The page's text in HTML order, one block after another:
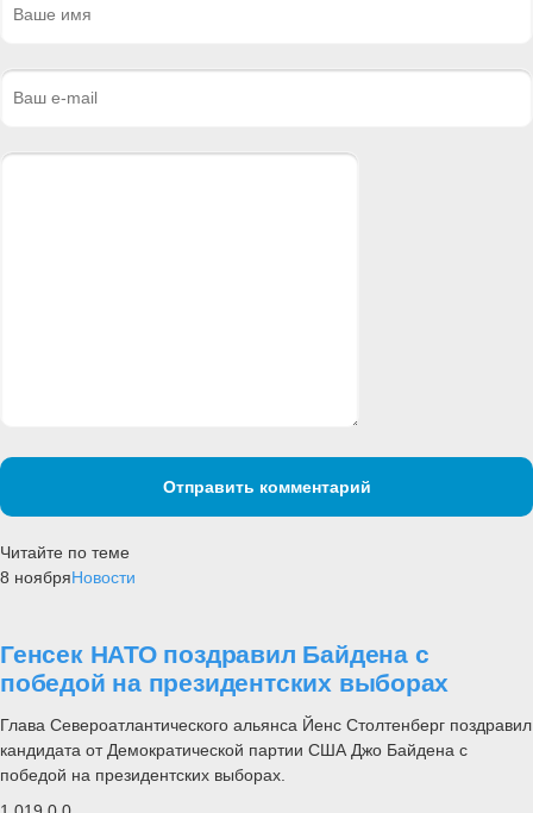
Отправить комментарий
Читайте по теме
8 ноябряНовости
Генсек НАТО поздравил Байдена с
победой на президентских выборах
Глава Североатлантического альянса Йенс Столтенберг поздравил
кандидата от Демократической партии США Джо Байдена с
победой на президентских выборах.